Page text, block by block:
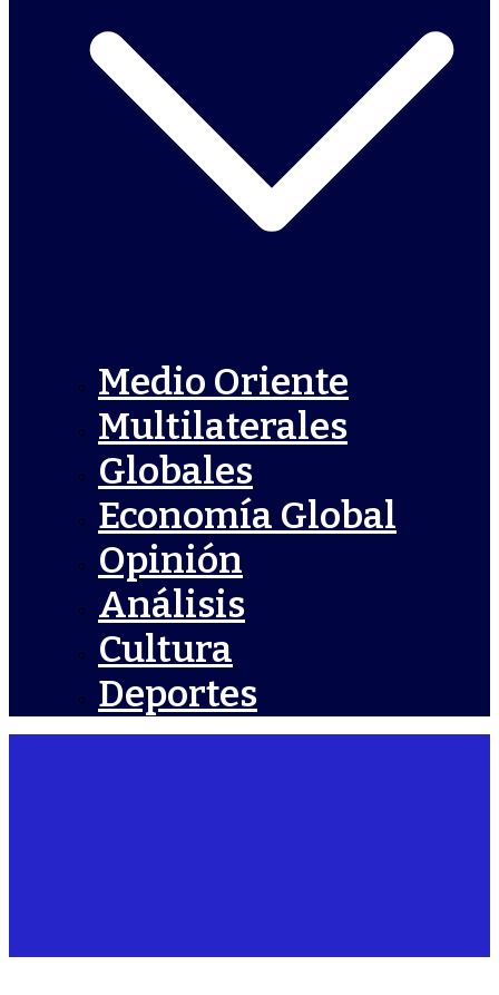
Medio Oriente
Multilaterales
Globales
Economía Global
Opinión
Análisis
Cultura
Deportes